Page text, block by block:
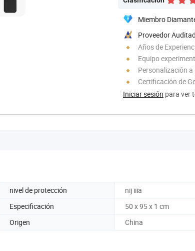
Miembro
Proveedor
Años de
Equipo
Personalización
Certificación de
Iniciar sesión para ver
nivel de protección
nij iiia
Especificación
50 x 95 x 1 cm
Origen
China